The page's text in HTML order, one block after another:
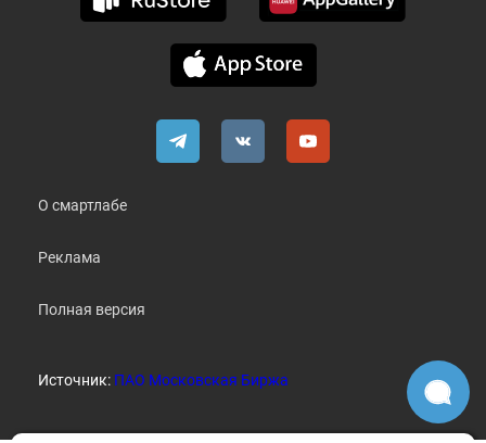
О смартлабе
Реклама
Полная версия
Источник: ПАО Московская Биржа